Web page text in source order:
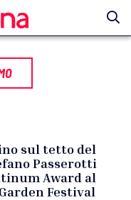
sul tetto del
Passerotti
Award al
Festival